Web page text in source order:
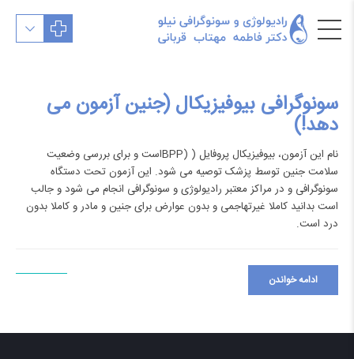
سونوگرافی بیوفیزیکال (جنین آزمون می
دهد!)
نام این آزمون، بیوفیزیکال پروفایل ( (BPPاست و برای بررسی وضعیت
سلامت جنین توسط پزشک توصیه می شود. این آزمون تحت دستگاه
سونوگرافی و در مراکز معتبر رادیولوژی و سونوگرافی انجام می شود و جالب
است بدانید کاملا غیرتهاجمی و بدون عوارض برای جنین و مادر و کاملا بدون
درد است.
ادامه خواندن